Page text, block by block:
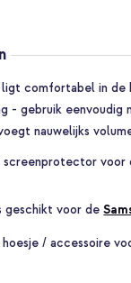
comfortabel in de
- gebruik eenvoudig
nauwelijks
voor
geschikt voor de
hoesje / accessoire